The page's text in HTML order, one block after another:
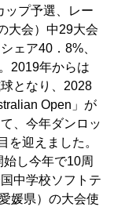
ップ予選、レー
大会）中29大会
ェア40．8%、
2019年からは
となり、2028
Open」が
、今年ダンロッ
を迎えました。
し今年で10周
中学校ソフトテ
媛県）の大会使